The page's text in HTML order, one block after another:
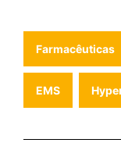
Farmacêuticas
EMS